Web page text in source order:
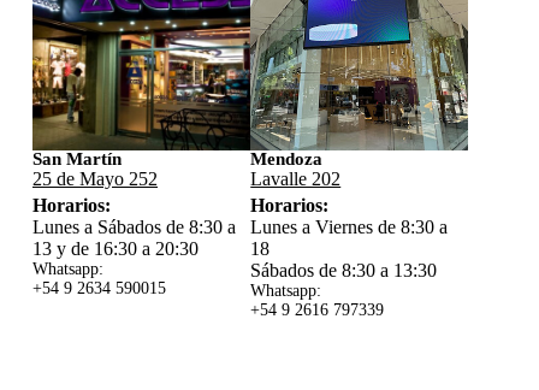
San Martín
25 de Mayo 252
Horarios:
Lunes a Sábados de 8:30 a
13 y de 16:30 a 20:30
Whatsapp:
+54 9 2634 590015
Mendoza
Lavalle 202
Horarios:
Lunes a Viernes de 8:30 a
18
Sábados de 8:30 a 13:30
Whatsapp:
+54 9 2616 797339